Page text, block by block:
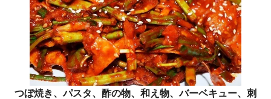
つぼ焼き、パスタ、酢の物、和え物、バーベキュー、刺